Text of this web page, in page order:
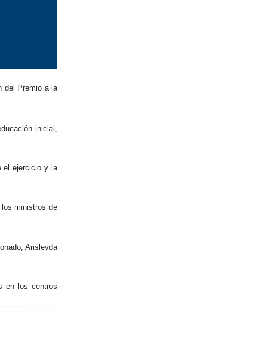
del Premio a la
inicial,
el ejercicio y la
ministros de
Arisleyda
en los centros